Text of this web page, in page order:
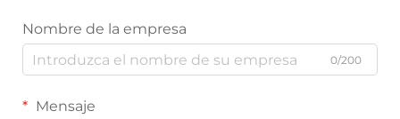
Nombre de la empresa
0/200
Mensaje